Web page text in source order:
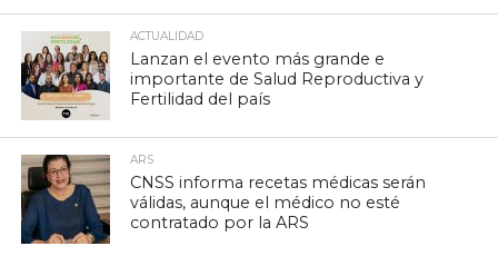
ACTUALIDAD
Lanzan el evento más grande e
importante de Salud Reproductiva y
Fertilidad del país
ARS
CNSS informa recetas médicas serán
válidas, aunque el médico no esté
contratado por la ARS